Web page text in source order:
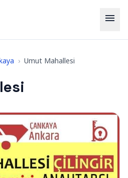
menu
› Umut Mahallesi